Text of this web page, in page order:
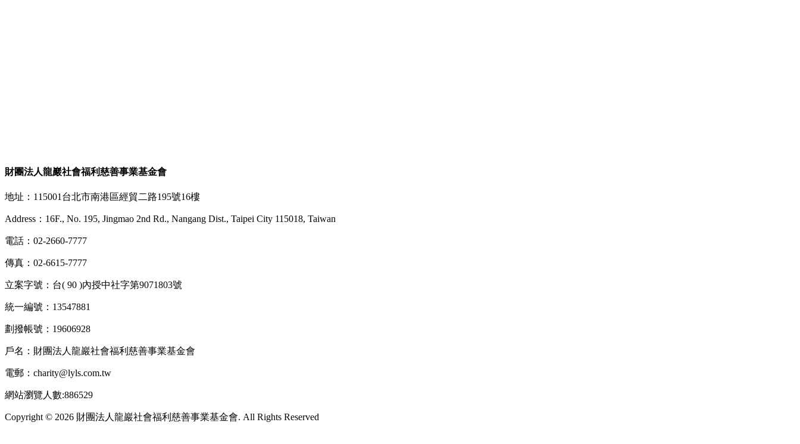
財團法人龍巖社會福利慈善事業基金會
地址：115001台北市南港區經貿二路195號16樓
Address：16F., No. 195, Jingmao 2nd Rd., Nangang Dist., Taipei City 115018, Taiwan
電話：02-2660-7777
傳真：02-6615-7777
立案字號：台( 90 )內授中社字第9071803號
統一編號：13547881
劃撥帳號：19606928
戶名：財團法人龍巖社會福利慈善事業基金會
電郵：charity@lyls.com.tw
網站瀏覽人數:886529
Copyright © 2026 財團法人龍巖社會福利慈善事業基金會. All Rights Reserved